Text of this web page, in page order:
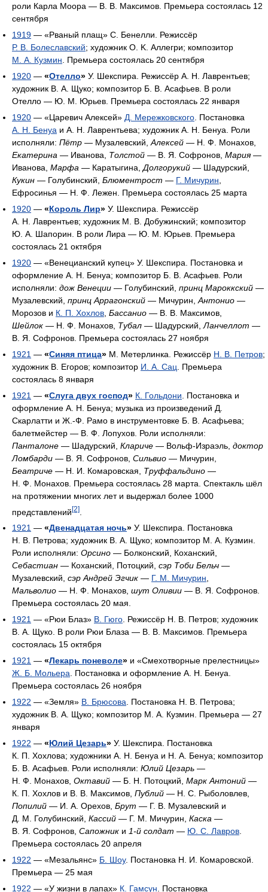
роли Карла Моора — В. В. Максимов. Премьера состоялась 12
сентября
1919 — «Рваный плащ» С. Бенелли. Режиссёр
Р. В. Болеславский; художник O. K. Аллегри; композитор
М. А. Кузмин . Премьера состоялась 20 сентября
1920 — «Отелло» У. Шекспира. Режиссёр А. Н. Лаврентьев;
художник В. А. Щуко; композитор Б. В. Асафьев. В роли
Отелло — Ю. М. Юрьев. Премьера состоялась 22 января
1920 — «Царевич Алексей» Д. Мережковского . Постановка
А. Н. Бенуа и А. Н. Лаврентьева; художник А. Н. Бенуа. Роли
исполняли: Пётр — Музалевский, Алексей — Н. Ф. Монахов,
Екатерина — Иванова, Толстой — В. Я. Софронов, Мария—
Иванова, Марфа — Каратыгина, Долгорукий — Шадурский,
Кукин — Голубинский, Блюментрост — Г. Мичурин
Ефросинья — Н. Ф. Лежен. Премьера состоялась 25 марта
1920 — «Король Лир» У. Шекспира. Режиссёр
А. Н. Лаврентьев; художник М. В. Добужинский; композитор
Ю. А. Шапорин. В роли Лира — Ю. М. Юрьев. Премьера
состоялась 21 октября
1920 — «Венецианский купец» У. Шекспира. Постановка и
оформление А. Н. Бенуа; композитор Б. В. Асафьев. Роли
исполняли: дож Венеции — Голубинский, принц Мароккский —
Музалевский, принц Аррагонский — Мичурин, Антонио —
Морозов и К. П. Хохлов Бассанио — В. В. Максимов,
Шейлок — Н. Ф. Монахов, Тубал — Шадурский, Ланчеллот —
В. Я. Софронов. Премьера состоялась 27 ноября
1921 — «Синяя птица» М. Метерлинка. Режиссёр Н. В. Петров;
художник B. Егоров; композитор И. А. Сац . Премьера
состоялась 8 января
1921 — «Слуга двух господ» К. Гольдони . Постановка и
оформление А. Н. Бенуа; музыка из произведений Д.
Скарлатти и Ж.-Ф. Рамо в инструментовке Б. В. Асафьева;
балетмейстер — В. Ф. Лопухов. Роли исполняли:
Панталоне — Шадурский, Клариче — Вольф-Израэль, доктор
Ломбарди — В. Я. Софронов, Сильвио — Мичурин,
Беатриче — Н. И. Комаровская, Труффальдино —
Н. Ф. Монахов. Премьера состоялась 28 марта. Спектакль шёл
на протяжении многих лет и выдержал более 1000
представлений[2]
1921 — «Двенадцатая ночь» У. Шекспира. Постановка
Н. В. Петрова; художник В. А. Щуко; композитор М. А. Кузмин.
Роли исполняли: Орсино — Болконский, Коханский,
Себастиан — Коханский, Потоцкий, сэр Тоби Бельч —
Музалевский, сэр Андрей Эгчик — Г. М. Мичурин,
Мальволио — Н. Ф. Монахов, шут Оливии — В. Я. Софронов.
Премьера состоялась 20 мая.
1921 — «Рюи Блаз» В. Гюго. Режиссёр Н. В. Петров; художник
В. А. Щуко. В роли Рюи Блаза — В. В. Максимов. Премьера
состоялась 15 октября
1921 — «Лекарь поневоле» и «Смехотворные прелестницы»
Ж. Б. Мольера. Постановка и оформление А. Н. Бенуа.
Премьера состоялась 26 ноября
1922 — «Земля» В. Брюсова. Постановка Н. В. Петрова;
художник В. А. Щуко; композитор М. А. Кузмин. Премьера — 27
января
1922 — «Юлий Цезарь» У. Шекспира. Постановка
К. П. Хохлова; художники А. Н. Бенуа и Н. А. Бенуа; композитор
Б. В. Асафьев. Роли исполняли: Юлий Цезарь —
Н. Ф. Монахов, Октавий — Б. Н. Потоцкий, Марк Антоний —
К. П. Хохлов и В. В. Максимов, Публий — Н. С. Рыболовлев,
Попилий — И. А. Орехов, Брут — Г. В. Музалевский и
Д. М. Голубинский, Кассий — Г. М. Мичурин, Каска —
В. Я. Софронов, Сапожник и 1-й солдат — Ю. С. Лавров.
Премьера состоялась 20 апреля
1922 — «Мезальянс» Б. Шоу. Постановка Н. И. Комаровской.
Премьера — 25 мая
1922 — «У жизни в лапах» К. Гамсун. Постановка